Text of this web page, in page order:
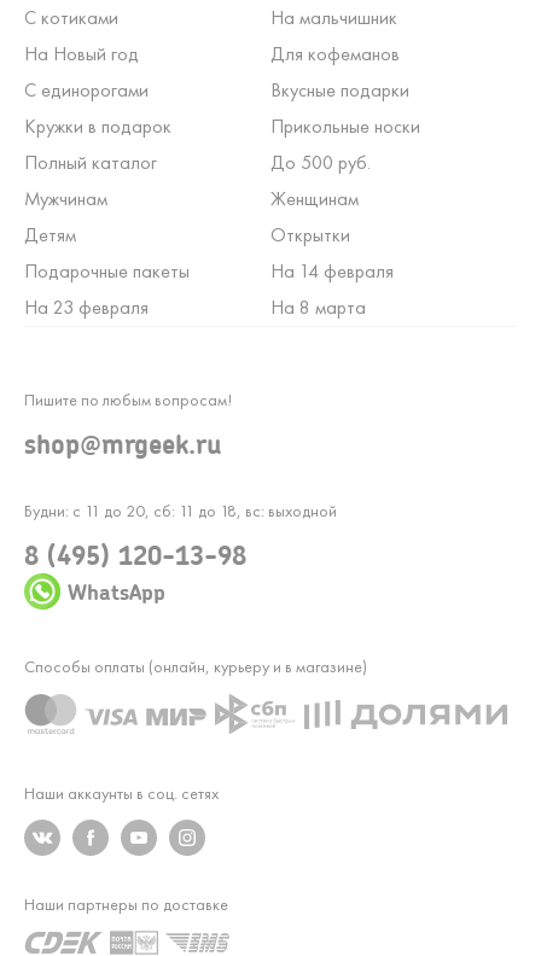
С котиками
На мальчишник
На Новый год
Для кофеманов
С единорогами
Вкусные подарки
Кружки в подарок
Прикольные носки
Полный каталог
До 500 руб.
Мужчинам
Женщинам
Детям
Открытки
Подарочные пакеты
На 14 февраля
На 23 февраля
На 8 марта
Будни: с 11 до 20, сб: 11 до 18, вс: выходной
8 (495) 120-13-98
WhatsApp
Пишите по любым вопросам!
shop@mrgeek.ru
Наши аккаунты в соц. сетях
Способы оплаты (онлайн, курьеру и в магазине)
Наши партнеры по доставке